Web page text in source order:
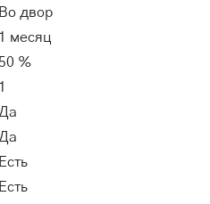
Во двор
1 месяц
50 %
1
Да
Да
Есть
Есть